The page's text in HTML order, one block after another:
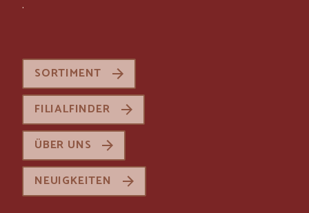
.
SORTIMENT
FILIALFINDER
ÜBER UNS
NEUIGKEITEN